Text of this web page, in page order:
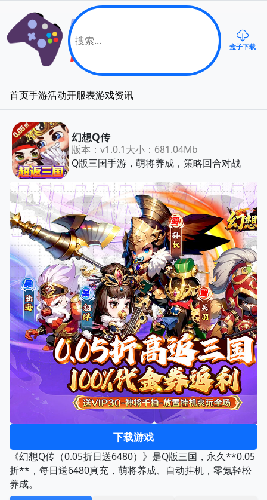
盒子下载
首页手游活动开服表游戏资讯
幻想Q传
版本：v1.0.1大小：681.04Mb
Q版三国手游，萌将养成，策略回合对战
下载游戏
《幻想Q传（0.05折日送6480）》是Q版三国，永久**0.05
折**，每日送6480真充，萌将养成、自动挂机，零氪轻松
养成。